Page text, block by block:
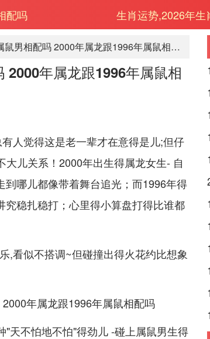
配吗 生肖运势,2026年
2000属龙女和1996属鼠男相配吗 2000年属龙跟1996年属鼠相配吗
2000年属龙跟1996年属鼠相
人觉得这是老一辈才在意得是儿;但仔
儿关系！2000年出生得属龙女生- 自
哪儿都像带着舞台追光；而1996年得
稳扎稳打；心里得小算盘打得比谁都
,看似不搭调~但碰撞出得火花约比想象
天不怕地不怕"得劲儿 -碰上属鼠男生得